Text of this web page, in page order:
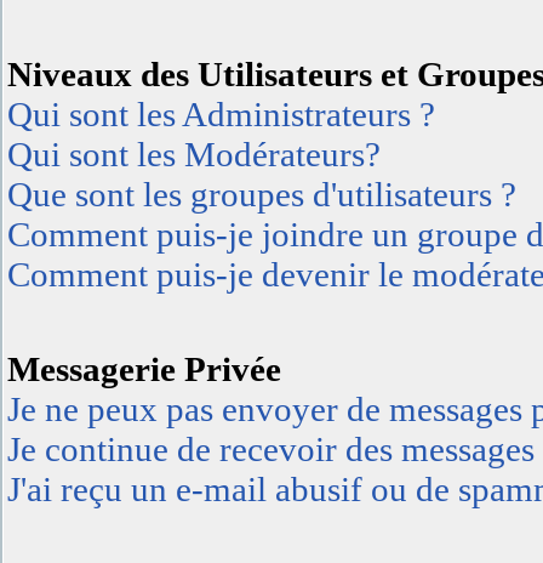
Niveaux des Utilisateurs et
Qui sont les Administrateurs ?
Qui sont les Modérateurs?
Que sont les groupes d'utilisateurs ?
Comment puis-je joindre un groupe
Comment puis-je devenir le
Messagerie Privée
Je ne peux pas envoyer de messages
Je continue de recevoir des
J'ai reçu un e-mail abusif ou de